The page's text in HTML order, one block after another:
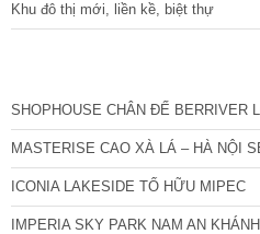
Khu đô thị mới, liền kề, biệt thự
SHOPHOUSE CHÂN ĐẾ BERRIVER
MASTERISE CAO XÀ LÁ – HÀ NỘI
ICONIA LAKESIDE TỐ HỮU MIPEC
IMPERIA SKY PARK NAM AN KHÁNH